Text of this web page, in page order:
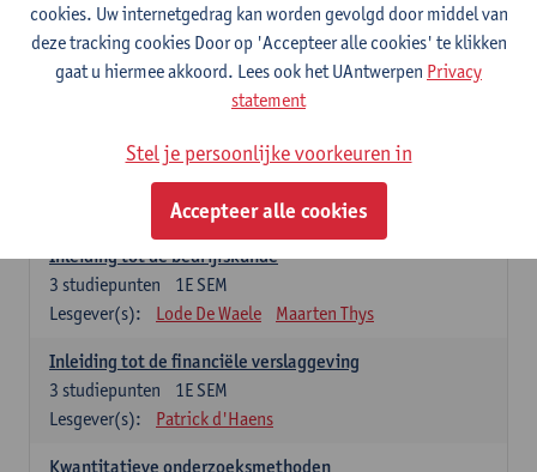
In academiejaar 2026-2027 bestaat het
Voorbereidingsprogramma Cultuurmanagement uit 12
studiepunten.
Verplichte opleidingsonderdelen (12
studiepunten)
Inleiding tot de bedrijfskunde
1E SEM
3 studiepunten
Lesgever(s):
Lode De Waele Maarten Thys
Inleiding tot de financiële verslaggeving
1E SEM
3 studiepunten
Lesgever(s):
Patrick d'Haens
Kwantitatieve onderzoeksmethoden
cookies. Uw internetgedrag kan worden gevolgd door middel van
deze tracking cookies Door op 'Accepteer alle cookies' te klikken
gaat u hiermee akkoord. Lees ook het UAntwerpen Privacy
statement
Stel je persoonlijke voorkeuren in
Accepteer alle cookies